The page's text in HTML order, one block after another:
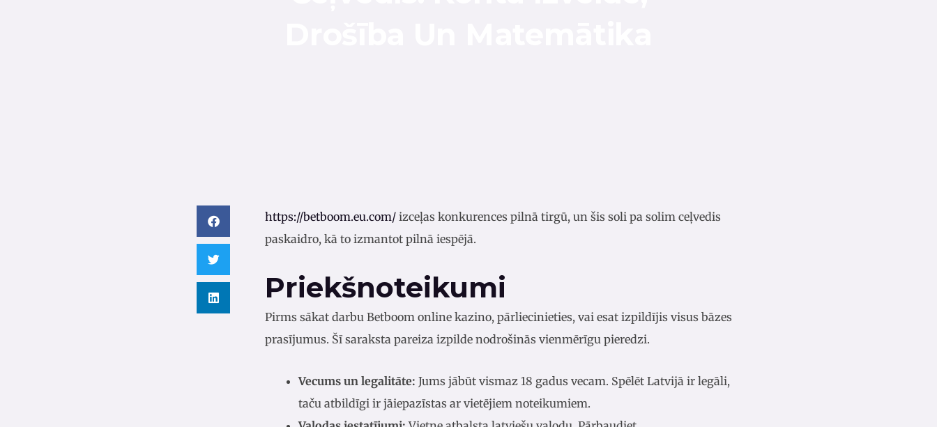
https://betboom.eu.com/ izceļas konkurences pilnā tirgū, un šis soli pa solim ceļvedis
paskaidro, kā to izmantot pilnā iespējā.
Priekšnoteikumi
Pirms sākat darbu Betboom online kazino, pārliecinieties, vai esat izpildījis visus bāzes
prasījumus. Šī saraksta pareiza izpilde nodrošinās vienmērīgu pieredzi.
Vecums un legalitāte: Jums jābūt vismaz 18 gadus vecam. Spēlēt Latvijā ir legāli,
taču atbildīgi ir jāiepazīstas ar vietējiem noteikumiem.